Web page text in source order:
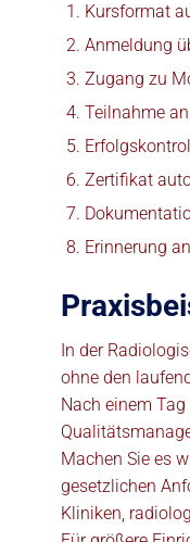
Kursformat
Anmeldung
Zugang zu
Teilnahme
Zertifikat
Erinnerung
In der
ohne den
Nach einem
Machen Sie es
gesetzlichen
Kliniken,